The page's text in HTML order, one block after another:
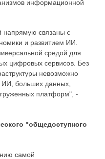
информационной
напрямую связаны с
и развитием ИИ.
средой для
цифровых сервисов. Без
невозможно
ИИ, больших данных,
платформ", -
"общедоступного
самой